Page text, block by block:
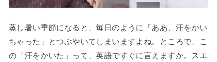
蒸し暑い季節になると、毎日のように「ああ、汗をかい
ちゃった」とつぶやいてしまいますよね。ところで、こ
の「汗をかいた」って、英語ですぐに言えますか。スエ